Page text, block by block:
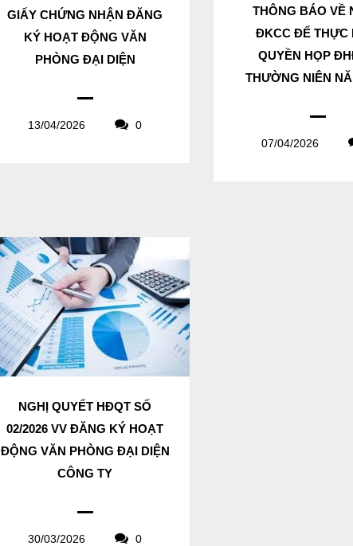
GIẤY CHỨNG NHẬN ĐĂNG
KÝ HOẠT ĐỘNG VĂN
PHÒNG ĐẠI DIỆN
13/04/2026 0
THÔNG BÁO VỀ
ĐKCC ĐỂ THỰC
QUYỀN HỌP
THƯỜNG NIÊN
07/04/2026
NGHỊ QUYẾT HĐQT SỐ
02/2026 VV ĐĂNG KÝ HOẠT
ĐỘNG VĂN PHÒNG ĐẠI DIỆN
CÔNG TY
30/03/2026 0